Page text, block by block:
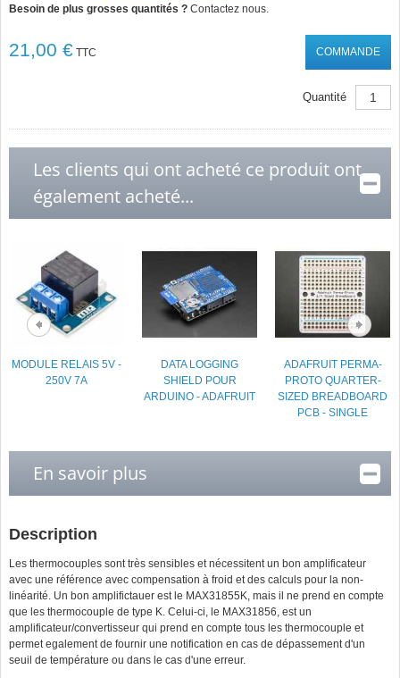
Besoin de plus grosses quantités ?Contactez nous.
21,00 € TTC COMMANDE
Quantité
Les clients qui ont acheté ce produit ont
également acheté...
MODULE RELAIS 5V -
250V 7A
DATA LOGGING
SHIELD POUR
ARDUINO - ADAFRUIT
ADAFRUIT PERMA-
PROTO QUARTER-
SIZED BREADBOARD
PCB - SINGLE
En savoir plus
Description
Les thermocouples sont très sensibles et nécessitent un bon amplificateur
avec une référence avec compensation à froid et des calculs pour la non-
linéarité. Un bon amplifictauer est le MAX31855K, mais il ne prend en compte
que les thermocouple de type K. Celui-ci, le MAX31856, est un
amplificateur/convertisseur qui prend en compte tous les thermocouple et
permet egalement de fournir une notification en cas de dépassement d'un
seuil de température ou dans le cas d'une erreur.